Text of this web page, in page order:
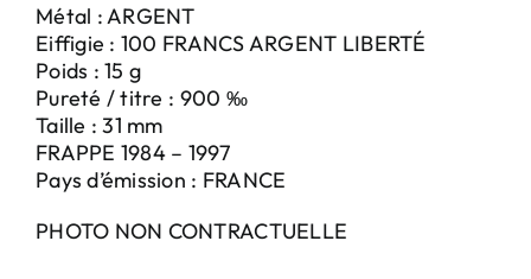
Métal : ARGENT
Eiffigie : 100 FRANCS ARGENT LIBERTÉ
Poids : 15 g
Pureté / titre : 900 ‰
Taille : 31 mm
FRAPPE 1984 – 1997
Pays d’émission : FRANCE
PHOTO NON CONTRACTUELLE